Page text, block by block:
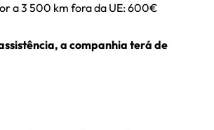
a 3 500 km fora da UE: 600€
a companhia terá de